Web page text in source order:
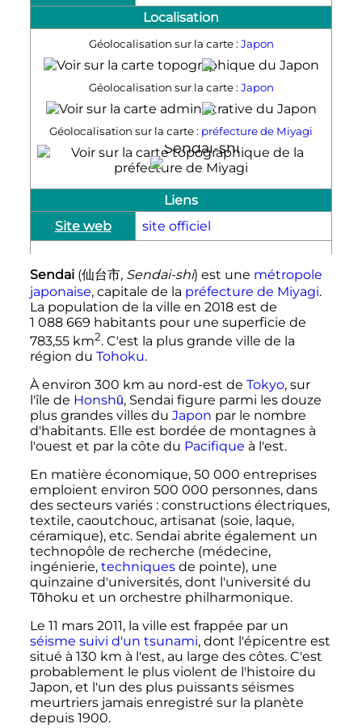
Localisation
Géolocalisation sur la carte : Japon
Sendai-shi
Géolocalisation sur la carte : Japon
Sendai-shi
Géolocalisation sur la carte : préfecture de Miyagi
Sendai-shi
Liens
Site web
site officiel
Sendai (仙台市, Sendai-shi) est une métropole
japonaise, capitale de la préfecture de Miyagi.
La population de la ville en 2018 est de
1 088 669 habitantspour une superficie de
783,55 km2. C'est la plus grande ville de la
région du Tohoku.
À environ 300 km au nord-est de Tokyo, sur
l'île de Honshū, Sendai figure parmi les douze
plus grandes villes du Japon par le nombre
d'habitants. Elle est bordée de montagnes à
l'ouest et par la côte du Pacifique à l'est.
En matière économique, 50 000 entreprises
emploient environ 500 000 personnes, dans
des secteurs variés : constructions électriques,
textile, caoutchouc, artisanat (soie, laque,
céramique), etc. Sendai abrite également un
technopôle de recherche (médecine,
ingénierie, techniquesde pointe), une
quinzaine d'universités, dont l'université du
Tōhoku et un orchestre philharmonique.
Le 11 mars 2011, la ville est frappée par un
séisme suivi d'un tsunami, dont l'épicentre est
situé à 130 km à l'est, au large des côtes. C'est
probablement le plus violent de l'histoire du
Japon, et l'un des plus puissants séismes
meurtriers jamais enregistré sur la planète
depuis 1900.